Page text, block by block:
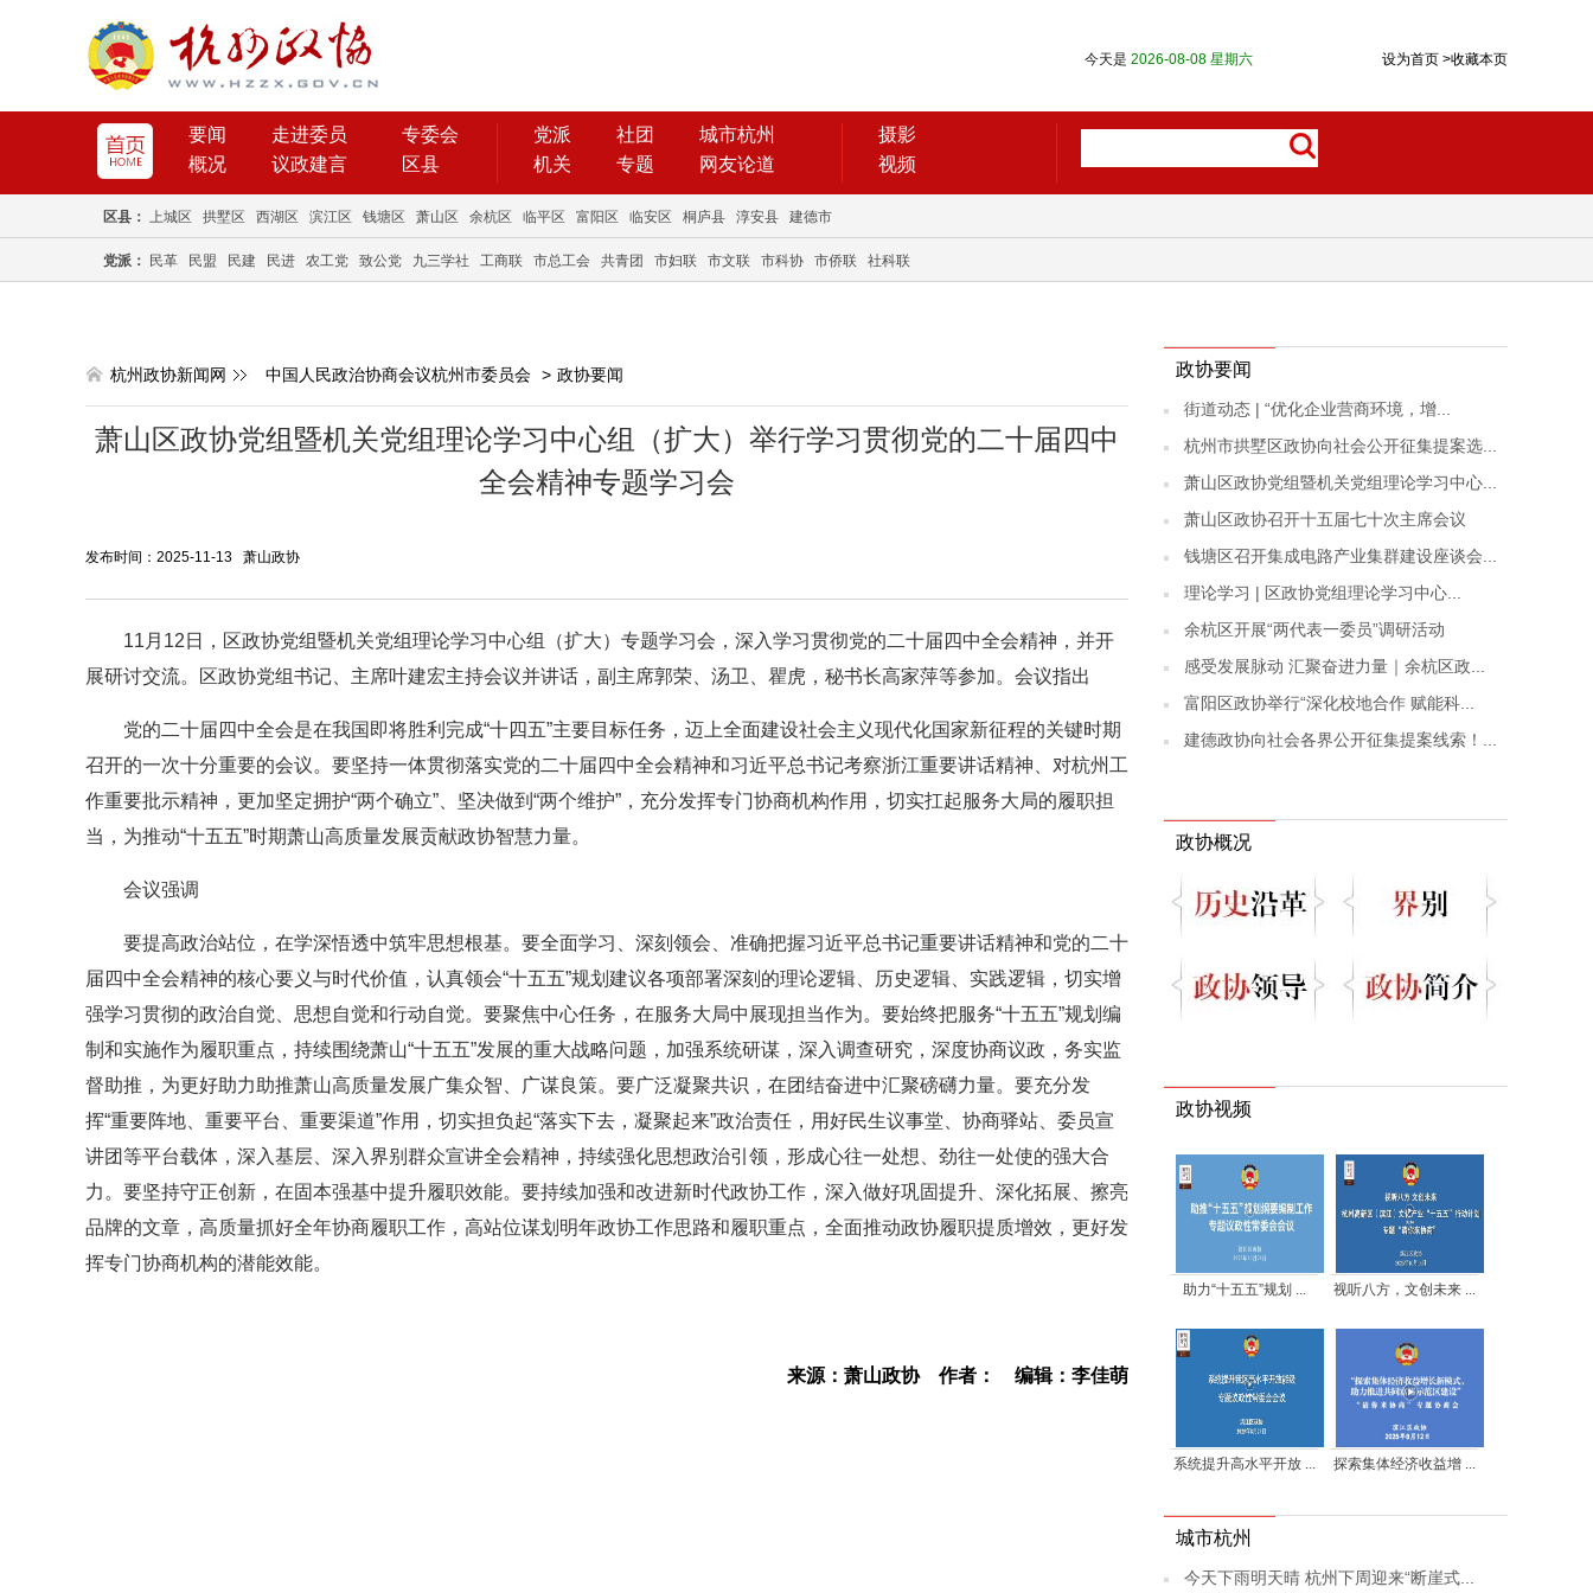
设为首页 >收藏本页
今天是 2026-08-08 星期六
要闻 走进委员
专委会
概况
议政建言 区县
党派 社团
城市杭州
机关
专题 网友论道
摄影
视频
区县： 上城区 拱墅区 西湖区 滨江区 钱塘区 萧山区 余杭区 临平区 富阳区 临安区 桐庐县 淳安县 建德市
党派： 民革 民盟 民建 民进 农工党 致公党 九三学社 工商联 市总工会 共青团 市妇联 市文联 市科协 市侨联 社科联
杭州政协新闻网 中国人民政治协商会议杭州市委员会 > 政协要闻
萧山区政协党组暨机关党组理论学习中心组（扩大）举行学习贯彻党的二十届四中
全会精神专题学习会
发布时间：2025-11-13 萧山政协
11月12日，区政协党组暨机关党组理论学习中心组（扩大）专题学习会，深入学习贯彻党的二十届四中全会精神，并开
展研讨交流。区政协党组书记、主席叶建宏主持会议并讲话，副主席郭荣、汤卫、瞿虎，秘书长高家萍等参加。 会议指出
党的二十届四中全会是在我国即将胜利完成“十四五”主要目标任务，迈上全面建设社会主义现代化国家新征程的关键时期
召开的一次十分重要的会议。要坚持一体贯彻落实党的二十届四中全会精神和习近平总书记考察浙江重要讲话精神、对杭州工
作重要批示精神，更加坚定拥护“两个确立”、坚决做到“两个维护”，充分发挥专门协商机构作用，切实扛起服务大局的履职担
当，为推动“十五五”时期萧山高质量发展贡献政协智慧力量。
会议强调
要提高政治站位，在学深悟透中筑牢思想根基。要全面学习、深刻领会、准确把握习近平总书记重要讲话精神和党的二十
届四中全会精神的核心要义与时代价值，认真领会“十五五”规划建议各项部署深刻的理论逻辑、历史逻辑、实践逻辑，切实增
强学习贯彻的政治自觉、思想自觉和行动自觉。要聚焦中心任务，在服务大局中展现担当作为。要始终把服务“十五五”规划编
制和实施作为履职重点，持续围绕萧山“十五五”发展的重大战略问题，加强系统研谋，深入调查研究，深度协商议政，务实监
督助推，为更好助力助推萧山高质量发展广集众智、广谋良策。要广泛凝聚共识，在团结奋进中汇聚磅礴力量。要充分发
挥“重要阵地、重要平台、重要渠道”作用，切实担负起“落实下去，凝聚起来”政治责任，用好民生议事堂、协商驿站、委员宣
讲团等平台载体，深入基层、深入界别群众宣讲全会精神，持续强化思想政治引领，形成心往一处想、劲往一处使的强大合
力。要坚持守正创新，在固本强基中提升履职效能。要持续加强和改进新时代政协工作，深入做好巩固提升、深化拓展、擦亮
品牌的文章，高质量抓好全年协商履职工作，高站位谋划明年政协工作思路和履职重点，全面推动政协履职提质增效，更好发
挥专门协商机构的潜能效能。
来源：萧山政协 作者： 编辑：李佳萌
政协要闻
街道动态 | “优化企业营商环境，增...
杭州市拱墅区政协向社会公开征集提案选...
萧山区政协党组暨机关党组理论学习中心...
萧山区政协召开十五届七十次主席会议
钱塘区召开集成电路产业集群建设座谈会...
理论学习 | 区政协党组理论学习中心...
余杭区开展“两代表一委员”调研活动
感受发展脉动 汇聚奋进力量｜余杭区政...
富阳区政协举行“深化校地合作 赋能科...
建德政协向社会各界公开征集提案线索！...
政协概况
政协视频
助力“十五五”规划 ... 视听八方，文创未来 ...
系统提升高水平开放 ... 探索集体经济收益增 ...
城市杭州
今天下雨明天晴 杭州下周迎来“断崖式...